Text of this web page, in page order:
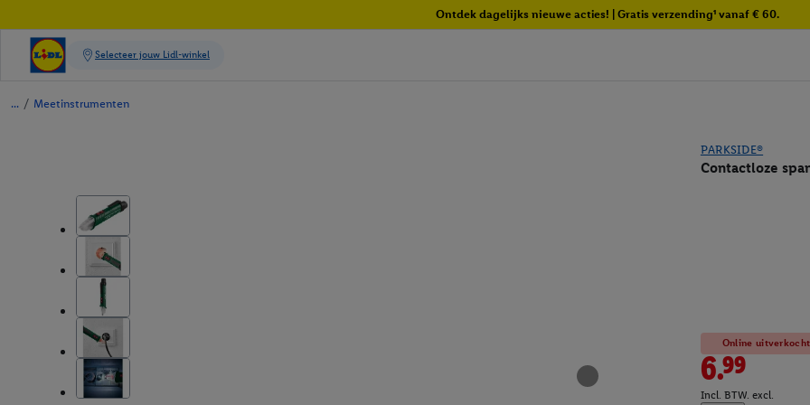
Ontdek dagelijks nieuwe acties! | Gratis verzending¹ vanaf € 60.
/ Meetinstrumenten
PARKSIDE®
Contactloze
Online
6.99
Incl. BTW. excl.